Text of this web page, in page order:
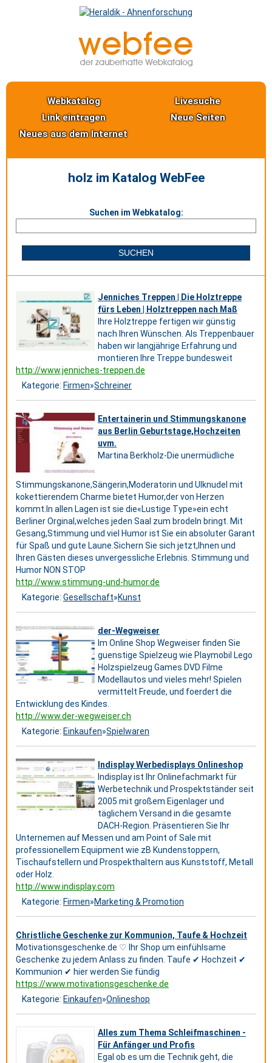
Webkatalog
Livesuche
Link eintragen
Neue Seiten
Neues aus dem Internet
holz im Katalog WebFee
Suchen im Webkatalog:
Jenniches Treppen | Die Holztreppe
fürs Leben | Holztreppen nach Maß
Ihre Holztreppe fertigen wir günstig
nach Ihren Wünschen. Als Treppenbauer
haben wir langjährige Erfahrung und
montieren Ihre Treppe bundesweit
http://www.jenniches-treppen.de
Kategorie: Firmen»Schreiner
Entertainerin und Stimmungskanone
aus Berlin Geburtstage,Hochzeiten
uvm.
Martina Berkholz-Die unermüdliche
Stimmungskanone,Sängerin,Moderatorin und Ulknudel mit
kokettierendem Charme bietet Humor,der von Herzen
kommt.In allen Lagen ist sie die«Lustige Type»ein echt
Berliner Orginal,welches jeden Saal zum brodeln bringt. Mit
Gesang,Stimmung und viel Humor ist Sie ein absoluter Garant
für Spaß und gute Laune.Sichern Sie sich jetzt,Ihnen und
Ihren Gästen dieses unvergessliche Erlebnis. Stimmung und
Humor NON STOP
http://www.stimmung-und-humor.de
Kategorie: Gesellschaft»Kunst
der-Wegweiser
Im Online Shop Wegweiser finden Sie
guenstige Spielzeug wie Playmobil Lego
Holzspielzeug Games DVD Filme
Modellautos und vieles mehr! Spielen
vermittelt Freude, und foerdert die
Entwicklung des Kindes.
http://www.der-wegweiser.ch
Kategorie: Einkaufen»Spielwaren
Indisplay Werbedisplays Onlineshop
Indisplay ist Ihr Onlinefachmarkt für
Werbetechnik und Prospektständer seit
2005 mit großem Eigenlager und
täglichem Versand in die gesamte
DACH-Region. Präsentieren Sie Ihr
Unternemen auf Messen und am Point of Sale mit
professionellem Equipment wie zB Kundenstoppern,
Tischaufstellern und Prospekthaltern aus Kunststoff, Metall
oder Holz.
http://www.indisplay.com
Kategorie: Firmen»Marketing & Promotion
Christliche Geschenke zur Kommunion, Taufe & Hochzeit
Motivationsgeschenke.de ♡ Ihr Shop um einfühlsame
Geschenke zu jedem Anlass zu finden. Taufe ✔ Hochzeit ✔
Kommunion ✔ hier werden Sie fündig
https://www.motivationsgeschenke.de
Kategorie: Einkaufen»Onlineshop
Alles zum Thema Schleifmaschinen -
Für Anfänger und Profis
Egal ob es um die Technik geht, die